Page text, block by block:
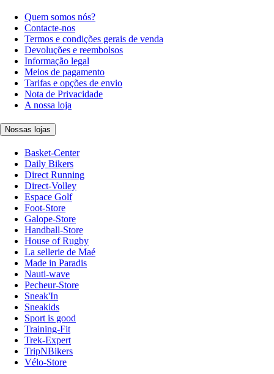
Quem somos nós?
Contacte-nos
Termos e condições gerais de venda
Devoluções e reembolsos
Informação legal
Meios de pagamento
Tarifas e opções de envio
Nota de Privacidade
A nossa loja
Nossas lojas
Basket-Center
Daily Bikers
Direct Running
Direct-Volley
Espace Golf
Foot-Store
Galope-Store
Handball-Store
House of Rugby
La sellerie de Maé
Made in Paradis
Nauti-wave
Pecheur-Store
Sneak'In
Sneakids
Sport is good
Training-Fit
Trek-Expert
TripNBikers
Vélo-Store